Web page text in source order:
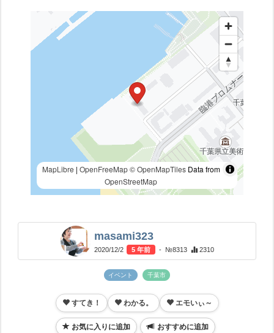
MapLibre | OpenFreeMap © OpenMapTilesData from
OpenStreetMap
masami323
2020/12/2 5 年前 - №8313 2310
イベント 千葉市
すてき！ わかる。 エモいぃ～
お気に入りに追加 おすすめに追加